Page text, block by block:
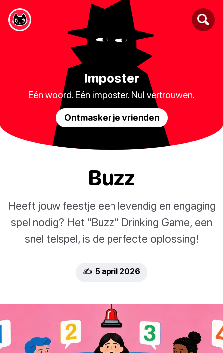
Imposter
Eén woord. Eén imposter. Nul vertrouwen.
Ontmasker je vrienden
Buzz
Heeft jouw feestje een levendig en engaging
spel nodig? Het "Buzz" Drinking Game, een
snel telspel, is de perfecte oplossing!
✍️ 5 april 2026